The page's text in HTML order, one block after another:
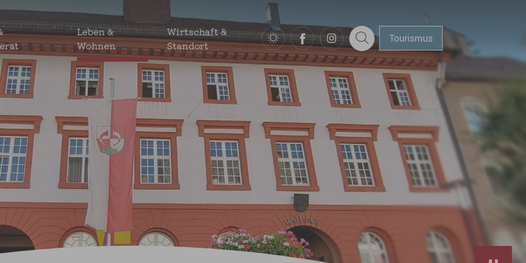
Leben &
Wohnen
Wirtschaft &
Standort
Tourismus